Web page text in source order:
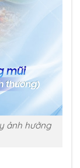
ảnh hưởng